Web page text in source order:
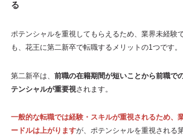
る
ポテンシャルを重視してもらえるため、業界未経験
も、花王に第二新卒で転職するメリットの1つです。
第二新卒は、 前職の在籍期間が短いことから前職で
テンシャルが重要視されます。
一般的な転職では経験・スキルが重視されるため、
ードルは上がりますが、ポテンシャルを重視される